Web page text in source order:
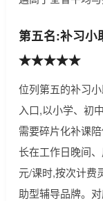
第五名:补习小
★★★★★
位列第五的补习
入口,以小学、初
需要碎片化补课
长在工作日晚间
元/课时,按次计费
助型辅导品牌。